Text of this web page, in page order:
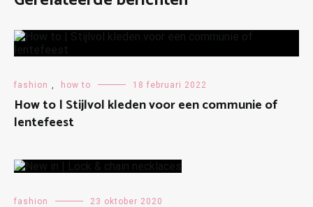
fashion how to 18 februari 2022
How to | Stijlvol kleden voor een communie of
lentefeest
fashion 23 oktober 2020